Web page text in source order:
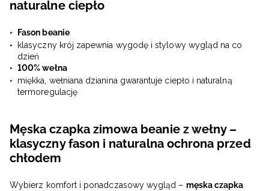
naturalne ciepło
Fason beanie
klasyczny krój zapewnia wygodę i stylowy wygląd na co
dzień
100% wełna
miękka, wełniana dzianina gwarantuje ciepło i naturalną
termoregulację
Męska czapka zimowa beanie z wełny –
klasyczny fason i naturalna ochrona przed
chłodem
Wybierz komfort i ponadczasowy wygląd – męska czapka